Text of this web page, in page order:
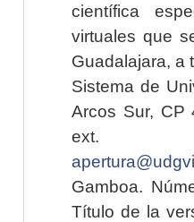
científica
virtuales que
Guadalajara, a
Sistema de
Arcos Sur, CP
ext.
Gamboa.
Título de la